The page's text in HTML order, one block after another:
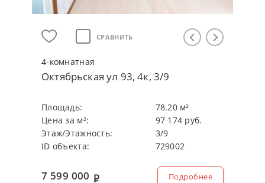
СРАВНИТЬ
4-кoмнaтнaя
Октябрьская ул 93, 4к, 3/9
Плoщaдь:
78.20 м²
Цeнa зa м²:
97 174 руб.
Этaж/Этaжнocть:
3/9
ID объекта:
729002
7 599 000 Подробнее